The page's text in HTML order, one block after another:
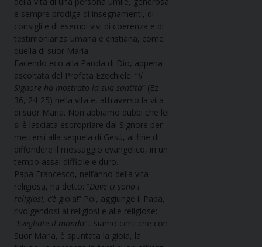
e sempre prodiga di insegnamenti, di
consigli e di esempi vivi di coerenza e di
testimonianza umana e cristiana, come
quella di suor Maria.
Facendo eco alla Parola di Dio, appena
ascoltata del Profeta Ezechiele: “Il
Signore ha mostrato la sua santità” (Ez
36, 24-25) nella vita e, attraverso la vita
di suor Maria. Non abbiamo dubbi che lei
si è lasciata espropriare dal Signore per
mettersi alla sequela di Gesù, al fine di
diffondere il messaggio evangelico, in un
tempo assai difficile e duro.
Papa Francesco, nell’anno della vita
religiosa, ha detto: “Dove ci sono i
religiosi, c’è gioia!” Poi, aggiunge il Papa,
rivolgendosi ai religiosi e alle religiose:
“Svegliate il mondo!”. Siamo certi che con
Suor Maria, è spuntata la gioia, la